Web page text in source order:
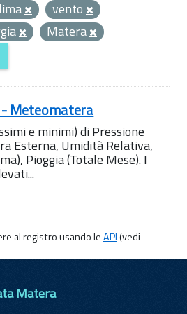
vento
Matera
Meteomatera
e minimi) di Pressione
Esterna, Umidità Relativa,
Pioggia (Totale Mese). I
al registro usando leAPI(vedi
Matera